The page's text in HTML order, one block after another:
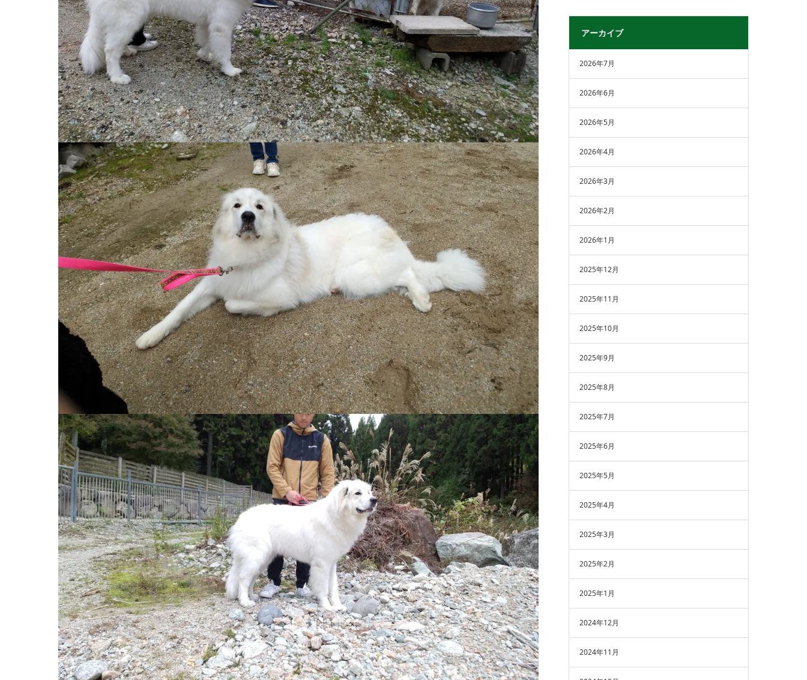
アーカイブ
2026年7月
2026年6月
2026年5月
2026年4月
2026年3月
2026年2月
2026年1月
2025年12月
2025年11月
2025年10月
2025年9月
2025年8月
2025年7月
2025年6月
2025年5月
2025年4月
2025年3月
2025年2月
2025年1月
2024年12月
2024年11月